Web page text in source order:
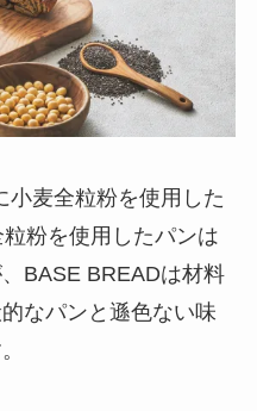
小麦全粒粉を使用した
粉を使用したパンは
BASE BREADは材料
なパンと遜色ない味